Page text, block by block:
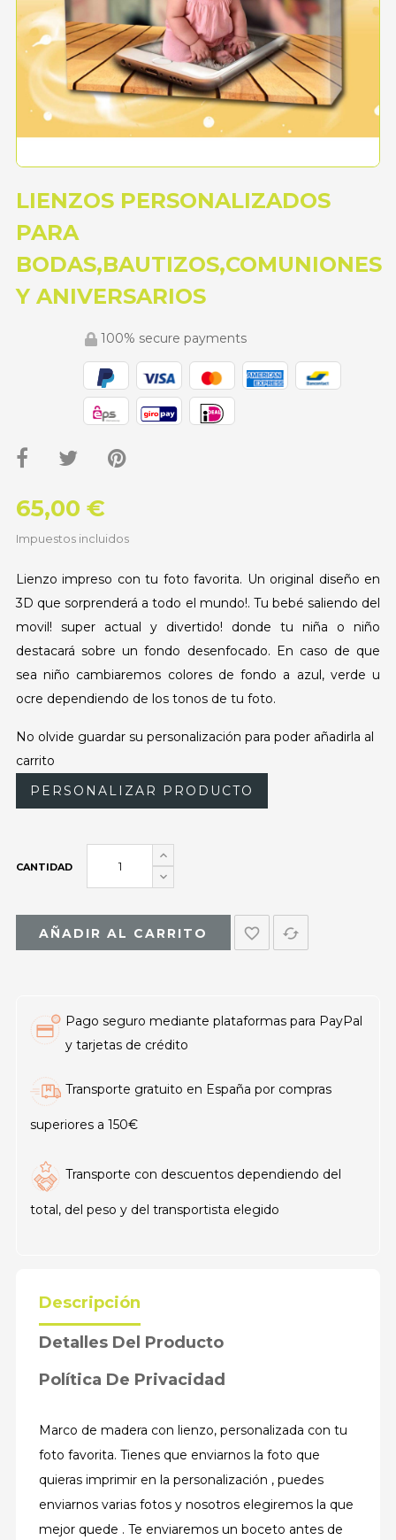
LIENZOS PERSONALIZADOS
PARA
BODAS,BAUTIZOS,COMUNIONES
Y ANIVERSARIOS
100% secure payments
65,00 €
Impuestos incluidos
Lienzo impreso con tu foto favorita. Un original diseño en
3D que sorprenderá a todo el mundo!. Tu bebé saliendo del
movil! super actual y divertido! donde tu niña o niño
destacará sobre un fondo desenfocado. En caso de que
sea niño cambiaremos colores de fondo a azul, verde u
ocre dependiendo de los tonos de tu foto.
No olvide guardar su personalización para poder añadirla al
carrito
PERSONALIZAR PRODUCTO
CANTIDAD
AÑADIR AL CARRITO favorite_border cached
Pago seguro mediante plataformas para PayPal
y tarjetas de crédito
Transporte gratuito en España por compras
superiores a 150€
Transporte con descuentos dependiendo del
total, del peso y del transportista elegido
Descripción
Detalles Del Producto
Política De Privacidad
Marco de madera con lienzo, personalizada con tu
foto favorita. Tienes que enviarnos la foto que
quieras imprimir en la personalización , puedes
enviarnos varias fotos y nosotros elegiremos la que
mejor quede . Te enviaremos un boceto antes de